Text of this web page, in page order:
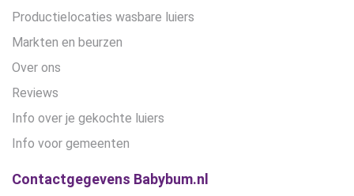
Productielocaties wasbare luiers
Markten en beurzen
Over ons
Reviews
Info over je gekochte luiers
Info voor gemeenten
Contactgegevens Babybum.nl